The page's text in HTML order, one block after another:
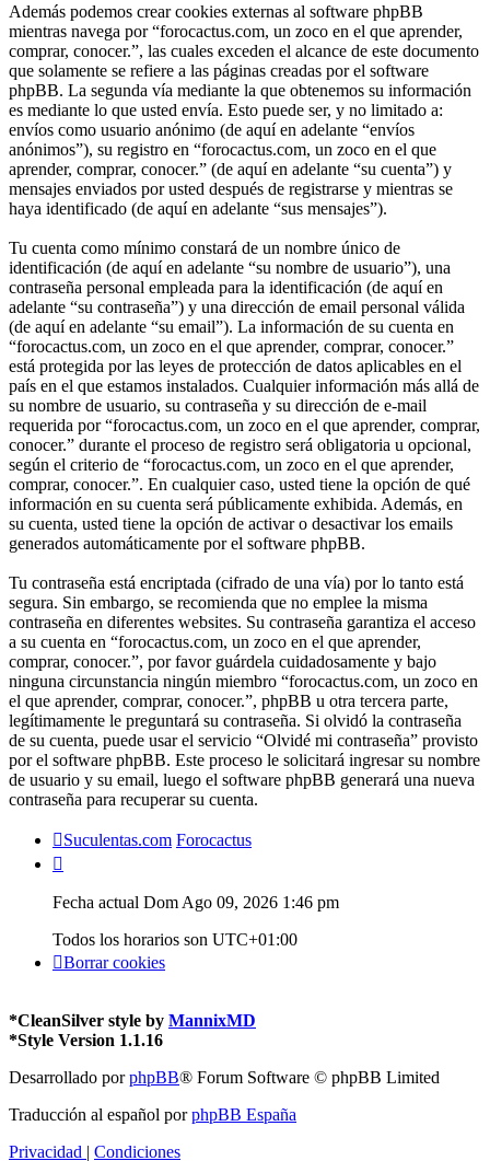
Además podemos crear cookies externas al software phpBB
mientras navega por “forocactus.com, un zoco en el que aprender,
comprar, conocer.”, las cuales exceden el alcance de este documento
que solamente se refiere a las páginas creadas por el software
phpBB. La segunda vía mediante la que obtenemos su información
es mediante lo que usted envía. Esto puede ser, y no limitado a:
envíos como usuario anónimo (de aquí en adelante “envíos
anónimos”), su registro en “forocactus.com, un zoco en el que
aprender, comprar, conocer.” (de aquí en adelante “su cuenta”) y
mensajes enviados por usted después de registrarse y mientras se
haya identificado (de aquí en adelante “sus mensajes”).
Tu cuenta como mínimo constará de un nombre único de
identificación (de aquí en adelante “su nombre de usuario”), una
contraseña personal empleada para la identificación (de aquí en
adelante “su contraseña”) y una dirección de email personal válida
(de aquí en adelante “su email”). La información de su cuenta en
“forocactus.com, un zoco en el que aprender, comprar, conocer.”
está protegida por las leyes de protección de datos aplicables en el
país en el que estamos instalados. Cualquier información más allá de
su nombre de usuario, su contraseña y su dirección de e-mail
requerida por “forocactus.com, un zoco en el que aprender, comprar,
conocer.” durante el proceso de registro será obligatoria u opcional,
según el criterio de “forocactus.com, un zoco en el que aprender,
comprar, conocer.”. En cualquier caso, usted tiene la opción de qué
información en su cuenta será públicamente exhibida. Además, en
su cuenta, usted tiene la opción de activar o desactivar los emails
generados automáticamente por el software phpBB.
Tu contraseña está encriptada (cifrado de una vía) por lo tanto está
segura. Sin embargo, se recomienda que no emplee la misma
contraseña en diferentes websites. Su contraseña garantiza el acceso
a su cuenta en “forocactus.com, un zoco en el que aprender,
comprar, conocer.”, por favor guárdela cuidadosamente y bajo
ninguna circunstancia ningún miembro “forocactus.com, un zoco en
el que aprender, comprar, conocer.”, phpBB u otra tercera parte,
legítimamente le preguntará su contraseña. Si olvidó la contraseña
de su cuenta, puede usar el servicio “Olvidé mi contraseña” provisto
por el software phpBB. Este proceso le solicitará ingresar su nombre
de usuario y su email, luego el software phpBB generará una nueva
contraseña para recuperar su cuenta.
Suculentas.com Forocactus
Fecha actual Dom Ago 09, 2026 1:46 pm
Todos los horarios son UTC+01:00
Borrar cookies
*CleanSilver style by MannixMD
*Style Version 1.1.16
Desarrollado porphpBB® Forum Software © phpBB Limited
Traducción al español porphpBB España
Privacidad | Condiciones